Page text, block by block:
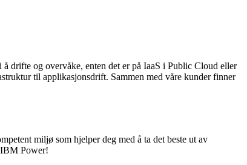
drifte og overvåke, enten det er på IaaS i Public Cloud eller
til applikasjonsdrift. Sammen med våre kunder finner
miljø som hjelper deg med å ta det beste ut av
IBM Power!